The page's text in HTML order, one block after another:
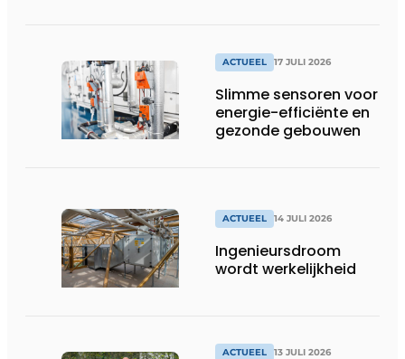
productiebedrijven
draaiende
ACTUEEL 17 JULI 2026
Slimme sensoren voor
energie-efficiënte en
gezonde gebouwen
ACTUEEL 14 JULI 2026
Ingenieursdroom
wordt werkelijkheid
ACTUEEL 13 JULI 2026